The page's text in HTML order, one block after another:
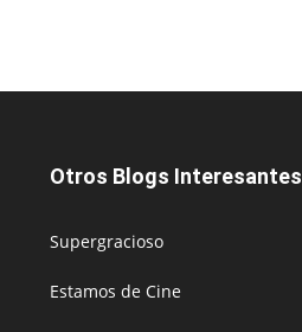
Otros Blogs Interesantes
Supergracioso
Estamos de Cine